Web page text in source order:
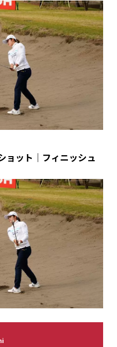
ット｜フィニッシュ